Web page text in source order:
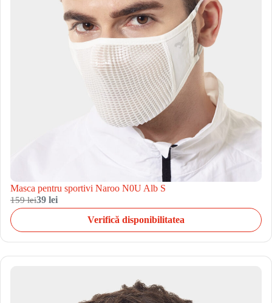
Masca pentru sportivi Naroo N0U Alb S
159 lei39 lei
Verifică disponibilitatea